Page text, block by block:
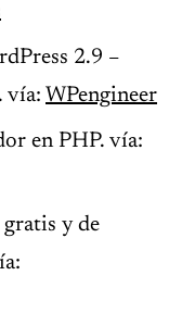
2.9 –
vía: WPengineer
en PHP. vía:
y de